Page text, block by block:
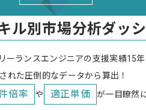
ル別市場分析ダッ
ーランスエンジニアの支援実績15
れた圧倒的なデータから算出！
倍率 や 適正単価 が一目瞭然